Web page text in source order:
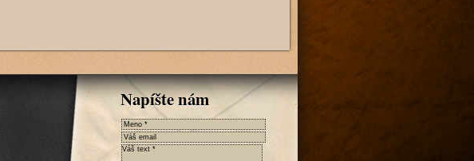
Napíšte nám